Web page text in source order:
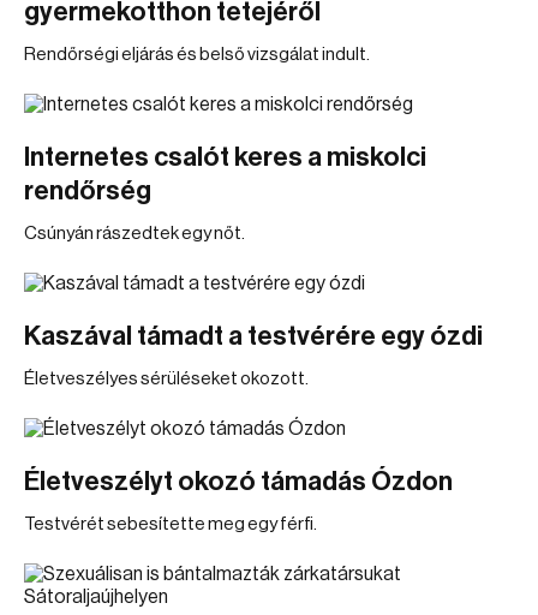
gyermekotthon tetejéről
Rendőrségi eljárás és belső vizsgálat indult.
Internetes csalót keres a miskolci
rendőrség
Csúnyán rászedtek egy nőt.
Kaszával támadt a testvérére egy ózdi
Életveszélyes sérüléseket okozott.
Életveszélyt okozó támadás Ózdon
Testvérét sebesítette meg egy férfi.